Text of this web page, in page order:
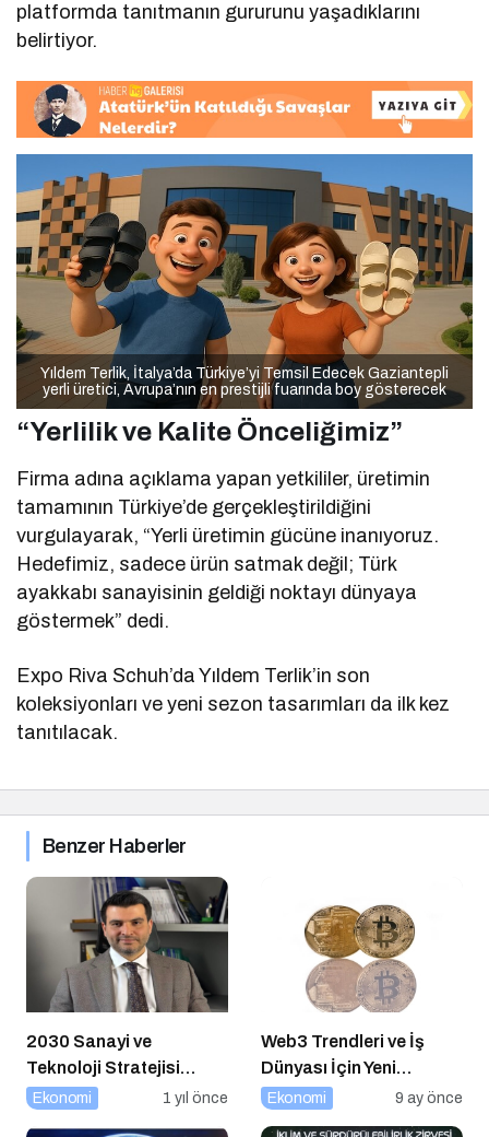
platformda tanıtmanın gururunu yaşadıklarını
belirtiyor.
Yıldem Terlik, İtalya’da Türkiye’yi Temsil Edecek Gaziantepli
yerli üretici, Avrupa’nın en prestijli fuarında boy gösterecek
“Yerlilik ve Kalite Önceliğimiz”
Firma adına açıklama yapan yetkililer, üretimin
tamamının Türkiye’de gerçekleştirildiğini
vurgulayarak, “Yerli üretimin gücüne inanıyoruz.
Hedefimiz, sadece ürün satmak değil; Türk
ayakkabı sanayisinin geldiği noktayı dünyaya
göstermek” dedi.
Expo Riva Schuh’da Yıldem Terlik’in son
koleksiyonları ve yeni sezon tasarımları da ilk kez
tanıtılacak.
Benzer Haberler
2030 Sanayi ve
Teknoloji Stratejisi
Açıklandı
Ekonomi 1 yıl önce
Web3 Trendleri ve İş
Dünyası İçin Yeni
Fırsatlar
Ekonomi 9 ay önce